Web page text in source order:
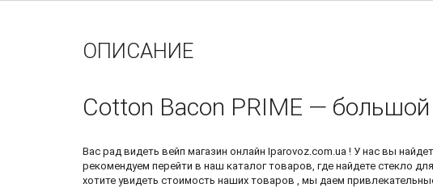
ОПИСАНИЕ
Cotton Bacon PRIME —
Вас рад видеть вейп магазин онлайн Iparovoz.com.ua ! У нас вы
рекомендуем перейти в наш каталог товаров, где найдете стекло
хотите увидеть стоимость наших товаров , мы даем